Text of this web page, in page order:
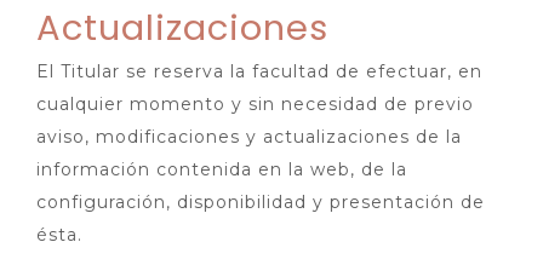
Actualizaciones
El Titular se reserva la facultad de efectuar, en
cualquier momento y sin necesidad de previo
aviso, modificaciones y actualizaciones de la
información contenida en la web, de la
configuración, disponibilidad y presentación de
ésta.